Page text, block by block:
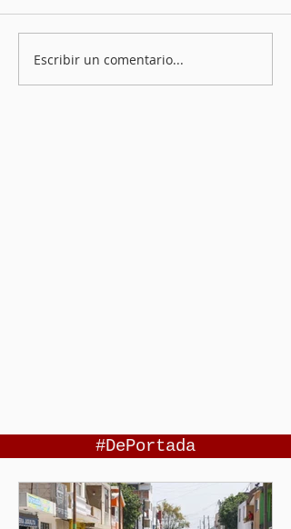
Escribir un comentario...
#DePortada